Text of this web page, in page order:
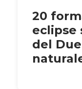
20
eclipse
del